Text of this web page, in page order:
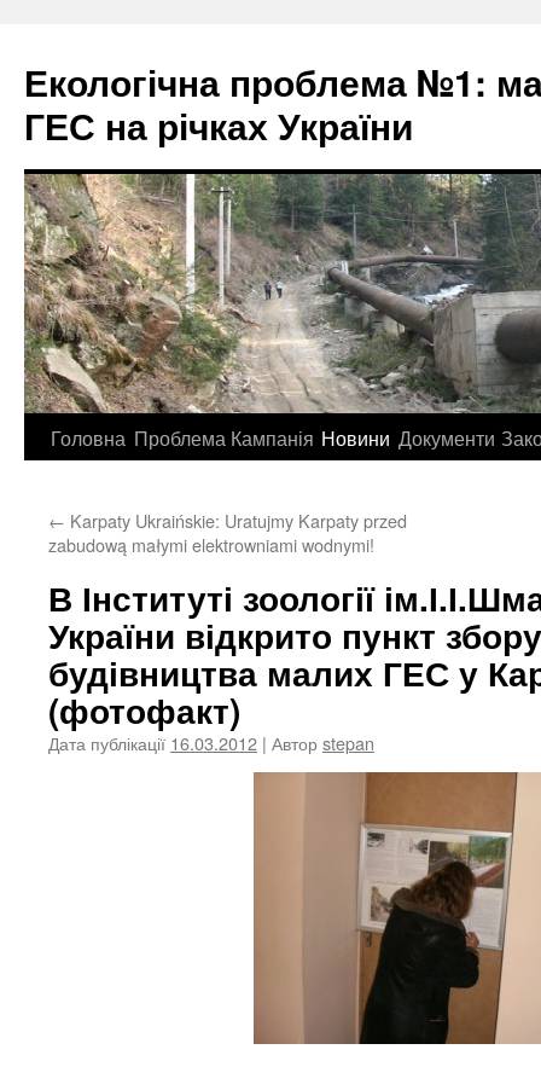
Екологічна проблема №1:
ГЕС на річках України
Перейти
контенту
Головна Проблема Кампанія Новини Документи
← Karpaty Ukraińskie: Uratujmy Karpaty przed
zabudową małymi elektrowniami wodnymi!
В Інституті зоології
України відкрито пункт
будівництва малих ГЕС у
(фотофакт)
Дата публікації 16.03.2012 | Авторstepan